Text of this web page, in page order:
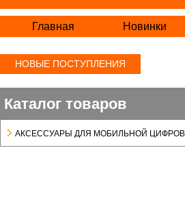
Главная Новинки
НОВЫЕ ПОСТУПЛЕНИЯ
Каталог товаров
АКСЕСCУАРЫ ДЛЯ МОБИЛЬНОЙ